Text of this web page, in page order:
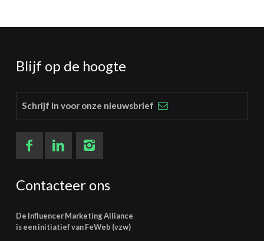
Blijf op de hoogte
Schrijf in voor onze nieuwsbrief
Contacteer ons
De Influencer Marketing Alliance
is een initiatief van FeWeb (vzw)